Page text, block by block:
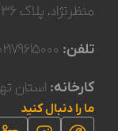
منظرنژاد، پلاک ۳۶
تلفن:
کارخانه: استان
ما را دنبال کنید